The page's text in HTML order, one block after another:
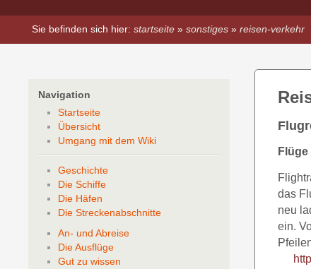
Sie befinden sich hier:startseite »sonstiges »reisen-verkehr
Navigation
Startseite
Übersicht
Umgang mit dem Wiki
Geschichte
Die Schiffe
Die Häfen
Die Streckenabschnitte
An- und Abreise
Die Ausflüge
Gut zu wissen
das
neu
ein.